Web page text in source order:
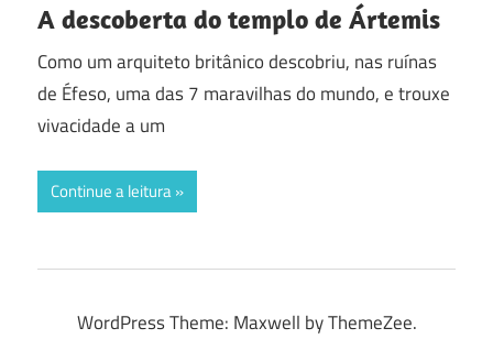
A descoberta do templo de Ártemis
Como um arquiteto britânico descobriu, nas ruínas
de Éfeso, uma das 7 maravilhas do mundo, e trouxe
vivacidade a um
Continue a leitura
WordPress Theme: Maxwell by ThemeZee.